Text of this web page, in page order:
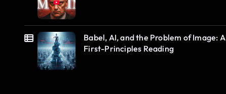
Babel, AI, and the Problem of Image: A
First-Principles Reading